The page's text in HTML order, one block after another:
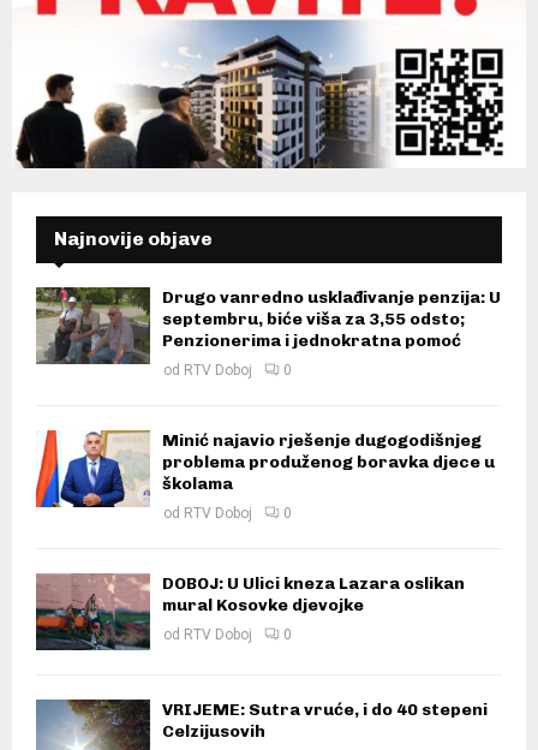
Najnovije objave
Drugo vanredno usklađivanje penzija: U
septembru, biće viša za 3,55 odsto;
Penzionerima i jednokratna pomoć
od RTV Doboj 0
Minić najavio rješenje dugogodišnjeg
problema produženog boravka djece u
školama
od RTV Doboj 0
DOBOJ: U Ulici kneza Lazara oslikan
mural Kosovke djevojke
od RTV Doboj 0
VRIJEME: Sutra vruće, i do 40 stepeni
Celzijusovih